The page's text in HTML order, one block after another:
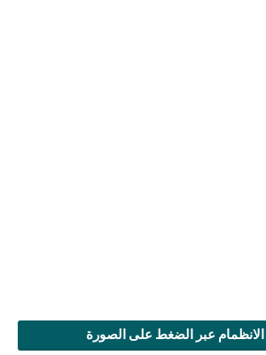
عبر الضغط على الصورة